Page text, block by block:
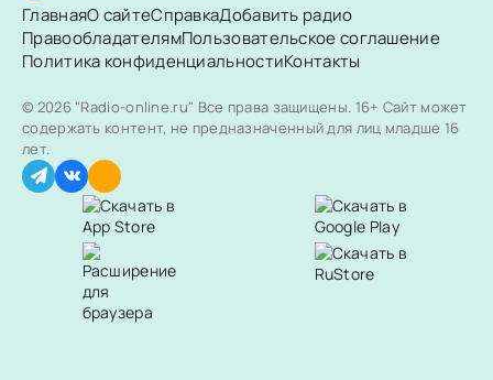
ГлавнаяО сайтеСправкаДобавить радио
ПравообладателямПользовательское соглашение
Политика конфиденциальностиКонтакты
© 2026 "Radio-online.ru" Все права защищены. 16+ Сайт может
содержать контент, не предназначенный для лиц младше 16
лет.